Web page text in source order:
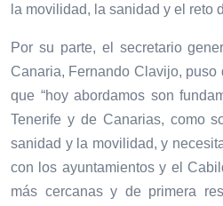
la movilidad, la sanidad y el reto
Por su parte, el secretario
Canaria, Fernando Clavijo,
que “hoy abordamos son
Tenerife y de Canarias, como
sanidad y la movilidad, y
con los ayuntamientos y el
más cercanas y de primera